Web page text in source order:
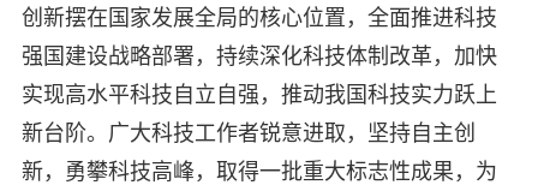
创新摆在国家发展全局的核心位置，全面推进科技
强国建设战略部署，持续深化科技体制改革，加快
实现高水平科技自立自强，推动我国科技实力跃上
新台阶。广大科技工作者锐意进取，坚持自主创
新，勇攀科技高峰，取得一批重大标志性成果，为